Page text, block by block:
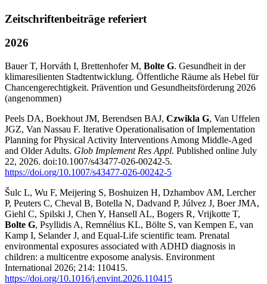
Zeitschriftenbeiträge referiert
2026
Bauer T, Horváth I, Brettenhofer M, Bolte G. Gesundheit in der
klimaresilienten Stadtentwicklung. Öffentliche Räume als Hebel für
Chancengerechtigkeit. Prävention und Gesundheitsförderung 2026
(angenommen)
Peels DA, Boekhout JM, Berendsen BAJ, Czwikla G, Van Uffelen
JGZ, Van Nassau F. Iterative Operationalisation of Implementation
Planning for Physical Activity Interventions Among Middle-Aged
and Older Adults. Glob Implement Res Appl. Published online July
22, 2026. doi:10.1007/s43477-026-00242-5.
https://doi.org/10.1007/s43477-026-00242-5
Šulc L, Wu F, Meijering S, Boshuizen H, Dzhambov AM, Lercher
P, Peuters C, Cheval B, Botella N, Dadvand P, Júlvez J, Boer JMA,
Giehl C, Spilski J, Chen Y, Hansell AL, Bogers R, Vrijkotte T,
Bolte G, Psyllidis A, Remnélius KL, Bölte S, van Kempen E, van
Kamp I, Selander J, and Equal-Life scientific team. Prenatal
environmental exposures associated with ADHD diagnosis in
children: a multicentre exposome analysis. Environment
International 2026; 214: 110415.
https://doi.org/10.1016/j.envint.2026.110415